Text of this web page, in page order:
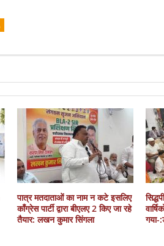
पात्र मतदाताओं का नाम न कटे इसलिए
काँग्रेस पार्टी द्वारा बीएलए 2 किए जा रहे
तैयार: लखन कुमार सिंगला
गया-